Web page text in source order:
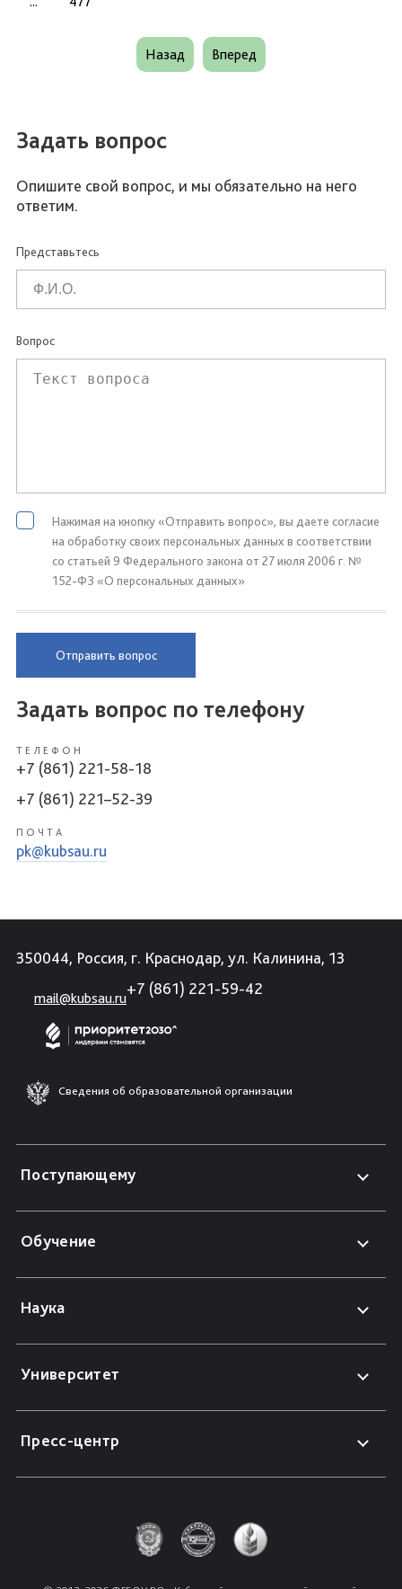
Назад Вперед
Задать вопрос
Опишите свой вопрос, и мы обязательно на него
ответим.
Представьтесь
Вопрос
Нажимая на кнопку «Отправить вопрос», вы даете согласие
на обработку своих персональных данных в соответствии
со статьей 9 Федерального закона от 27 июля 2006 г. №
152-ФЗ «О персональных данных»
Отправить вопрос
Задать вопрос по телефону
ТЕЛЕФОН
+7 (861) 221-58-18
+7 (861) 221–52-39
ПОЧТА
pk@kubsau.ru
350044, Россия, г. Краснодар, ул. Калинина, 13
mail@kubsau.ru
+7 (861) 221-59-42
Сведения об образовательной организации
Поступающему
Обучение
Наука
Университет
Пресс-центр